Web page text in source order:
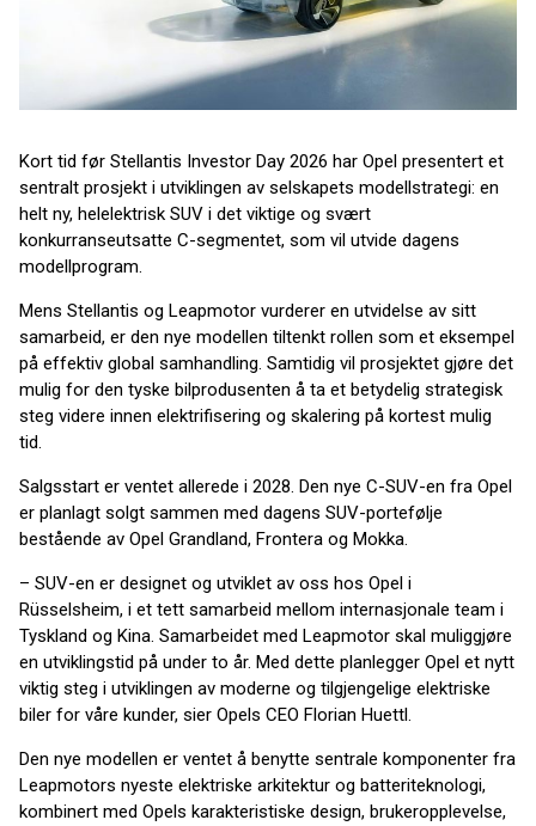
Kort tid før Stellantis Investor Day 2026 har Opel presentert et
sentralt prosjekt i utviklingen av selskapets modellstrategi: en
helt ny, helelektrisk SUV i det viktige og svært
konkurranseutsatte C-segmentet, som vil utvide dagens
modellprogram.
Mens Stellantis og Leapmotor vurderer en utvidelse av sitt
samarbeid, er den nye modellen tiltenkt rollen som et eksempel
på effektiv global samhandling. Samtidig vil prosjektet gjøre det
mulig for den tyske bilprodusenten å ta et betydelig strategisk
steg videre innen elektrifisering og skalering på kortest mulig
tid.
Salgsstart er ventet allerede i 2028. Den nye C-SUV-en fra Opel
er planlagt solgt sammen med dagens SUV-portefølje
bestående av Opel Grandland, Frontera og Mokka.
– SUV-en er designet og utviklet av oss hos Opel i
Rüsselsheim, i et tett samarbeid mellom internasjonale team i
Tyskland og Kina. Samarbeidet med Leapmotor skal muliggjøre
en utviklingstid på under to år. Med dette planlegger Opel et nytt
viktig steg i utviklingen av moderne og tilgjengelige elektriske
biler for våre kunder, sier Opels CEO Florian Huettl.
Den nye modellen er ventet å benytte sentrale komponenter fra
Leapmotors nyeste elektriske arkitektur og batteriteknologi,
kombinert med Opels karakteristiske design, brukeropplevelse,